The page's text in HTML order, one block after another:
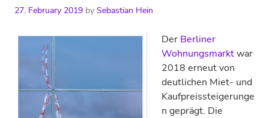
27. February 2019 by Sebastian Hein
Der Berliner
Wohnungsmarktwar
2018 erneut von
deutlichen Miet- und
Kaufpreissteigerunge
n geprägt. Die